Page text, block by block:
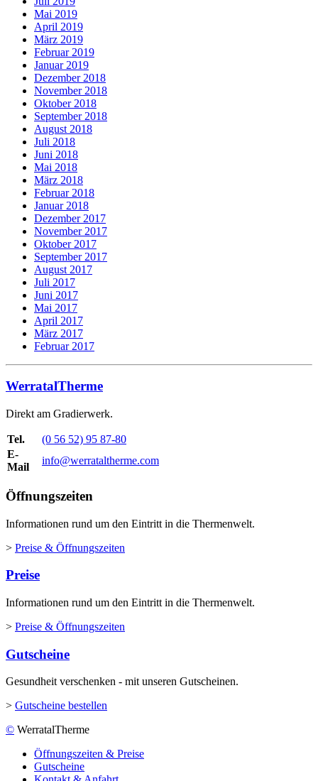
Mai 2019
April 2019
März 2019
Februar 2019
Januar 2019
Dezember 2018
November 2018
Oktober 2018
September 2018
August 2018
Juli 2018
Juni 2018
Mai 2018
März 2018
Februar 2018
Januar 2018
Dezember 2017
November 2017
Oktober 2017
September 2017
August 2017
Juli 2017
Juni 2017
Mai 2017
April 2017
März 2017
Februar 2017
WerratalTherme
Direkt am Gradierwerk.
Tel.
(0 56 52) 95 87-80
E-
Mail
info@werrataltherme.com
Öffnungszeiten
Informationen rund um den Eintritt in die Thermenwelt.
> Preise & Öffnungszeiten
Preise
Informationen rund um den Eintritt in die Thermenwelt.
> Preise & Öffnungszeiten
Gutscheine
Gesundheit verschenken - mit unseren Gutscheinen.
> Gutscheine bestellen
© WerratalTherme
Öffnungszeiten & Preise
Gutscheine